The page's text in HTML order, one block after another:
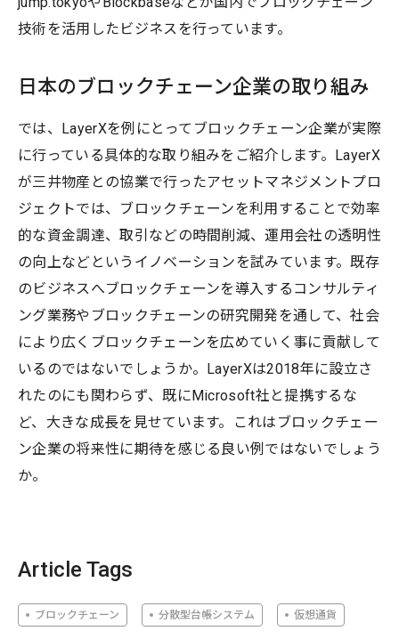
技術を活用したビジネスを行っています。
日本のブロックチェーン企業の取り組み
では、LayerXを例にとってブロックチェーン企業が実際
に行っている具体的な取り組みをご紹介します。LayerX
が三井物産との協業で行ったアセットマネジメントプロ
ジェクトでは、ブロックチェーンを利用することで効率
的な資金調達、取引などの時間削減、運用会社の透明性
の向上などというイノベーションを試みています。既存
のビジネスへブロックチェーンを導入するコンサルティ
ング業務やブロックチェーンの研究開発を通して、社会
により広くブロックチェーンを広めていく事に貢献して
いるのではないでしょうか。LayerXは2018年に設立さ
れたのにも関わらず、既にMicrosoft社と提携するな
ど、大きな成長を見せています。これはブロックチェー
ン企業の将来性に期待を感じる良い例ではないでしょう
か。
Article Tags
ブロックチェーン 分散型台帳システム 仮想通貨